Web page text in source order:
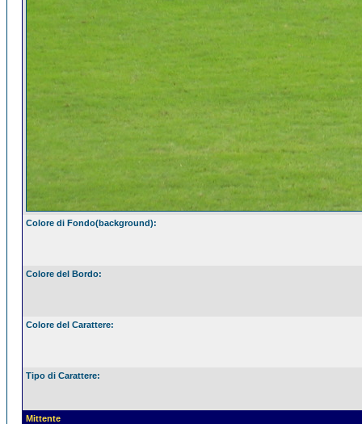
Colore di Fondo(background):
Colore del Bordo:
Colore del Carattere:
Tipo di Carattere:
Mittente